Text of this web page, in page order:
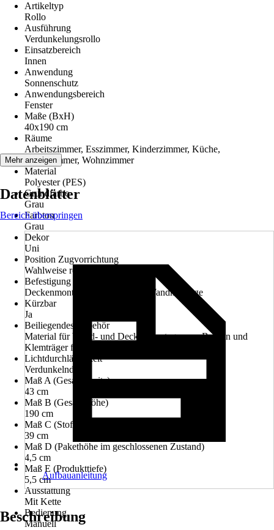
Artikeltyp
Rollo
Ausführung
Verdunkelungsrollo
Einsatzbereich
Innen
Anwendung
Sonnenschutz
Anwendungsbereich
Fenster
Maße (BxH)
40x190 cm
Räume
Arbeitszimmer, Esszimmer, Kinderzimmer, Küche,
Schlafzimmer, Wohnzimmer
Material
Polyester (PES)
Grundfarbe
Grau
Farbton
Grau
Dekor
Uni
Position Zugvorrichtung
Wahlweise rechts oder links
Befestigung
Deckenmontage, Klemmträger, Wandmontage
Kürzbar
Ja
Beiliegendes Zubehör
Material für Wand- und Deckenmontage zum Bohren und
Klemträger für Montage zum Klemmen inklusive
Lichtdurchlässigkeit
Verdunkelnd
Maß A (Gesamtbreite)
43 cm
Maß B (Gesamthöhe)
190 cm
Maß C (Stoffbreite)
39 cm
Maß D (Pakethöhe im geschlossenen Zustand)
4,5 cm
Maß E (Produkttiefe)
5,5 cm
Ausstattung
Mit Kette
Bedienung
Manuell
Mehr anzeigen
Datenblätter
Bereich überspringen
Aufbauanleitung
Beschreibung